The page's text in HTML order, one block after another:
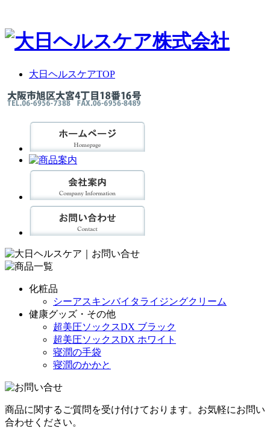
大日ヘルスケアTOP
化粧品
シーアスキンバイタライジングクリーム
健康グッズ・その他
超美圧ソックスDX ブラック
超美圧ソックスDX ホワイト
寝潤の手袋
寝潤のかかと
商品に関するご質問を受け付けております。お気軽にお問い
合わせください。